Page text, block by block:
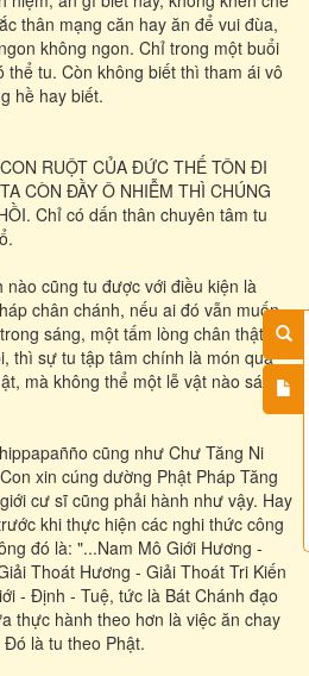
thân mạng căn hay ăn để vui đùa,
không ngon. Chỉ trong một buổi
tu. Còn không biết thì tham ái vô
hề hay biết.
RUỘT CỦA ĐỨC THẾ TÔN ĐI
CÒN ĐẦY Ô NHIỄM THÌ CHÚNG
Chỉ có dấn thân chuyên tâm tu
cũng tu được với điều kiện là
chân chánh, nếu ai đó vẫn muốn
sáng, một tấm lòng chân thật,
thì sự tu tập tâm chính là món quà
mà không thể một lễ vật nào sánh
cũng như Chư Tăng Ni
xin cúng dường Phật Pháp Tăng
cư sĩ cũng phải hành như vậy. Hay
khi thực hiện các nghi thức công
đó là: "...Nam Mô Giới Hương -
Thoát Hương - Giải Thoát Tri Kiến
- Định - Tuệ, tức là Bát Chánh đạo
thực hành theo hơn là việc ăn chay
là tu theo Phật.